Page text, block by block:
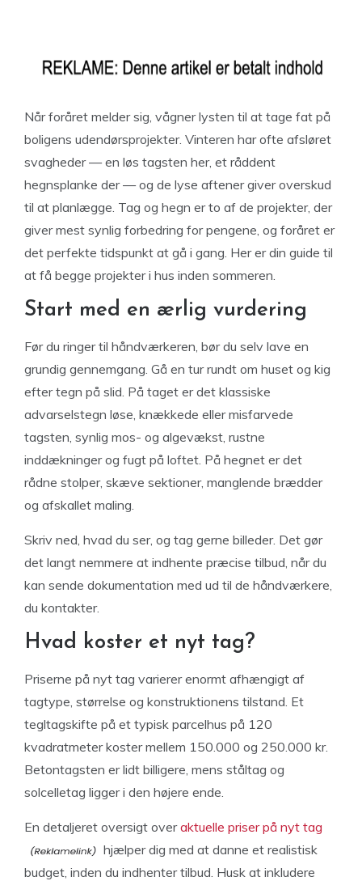
Når foråret melder sig, vågner lysten til at tage fat på
boligens udendørsprojekter. Vinteren har ofte afsløret
svagheder — en løs tagsten her, et råddent
hegnsplanke der — og de lyse aftener giver overskud
til at planlægge. Tag og hegn er to af de projekter, der
giver mest synlig forbedring for pengene, og foråret er
det perfekte tidspunkt at gå i gang. Her er din guide til
at få begge projekter i hus inden sommeren.
Start med en ærlig vurdering
Før du ringer til håndværkeren, bør du selv lave en
grundig gennemgang. Gå en tur rundt om huset og kig
efter tegn på slid. På taget er det klassiske
advarselstegn løse, knækkede eller misfarvede
tagsten, synlig mos- og algevækst, rustne
inddækninger og fugt på loftet. På hegnet er det
rådne stolper, skæve sektioner, manglende brædder
og afskallet maling.
Skriv ned, hvad du ser, og tag gerne billeder. Det gør
det langt nemmere at indhente præcise tilbud, når du
kan sende dokumentation med ud til de håndværkere,
du kontakter.
Hvad koster et nyt tag?
Priserne på nyt tag varierer enormt afhængigt af
tagtype, størrelse og konstruktionens tilstand. Et
tegltagskifte på et typisk parcelhus på 120
kvadratmeter koster mellem 150.000 og 250.000 kr.
Betontagsten er lidt billigere, mens ståltag og
solcelletag ligger i den højere ende.
En detaljeret oversigt overaktuelle priser på nyt tag
hjælper dig med at danne et realistisk
budget, inden du indhenter tilbud. Husk at inkludere